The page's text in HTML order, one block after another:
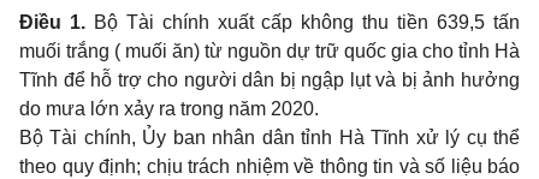
Điều 1. Bộ Tài chính xuất cấp không thu tiền 639,5 tấn
muối trắng ( muối ăn) từ nguồn dự trữ quốc gia cho tỉnh Hà
Tĩnh để hỗ trợ cho người dân bị ngập lụt và bị ảnh hưởng
do mưa lớn xảy ra trong năm 2020.
Bộ Tài chính, Ủy ban nhân dân tỉnh Hà Tĩnh xử lý cụ thể
theo quy định; chịu trách nhiệm về thông tin và số liệu báo